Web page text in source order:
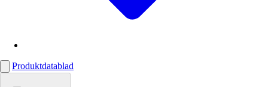
Produktdatablad